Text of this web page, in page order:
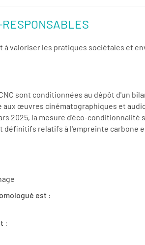
à valoriser les pratiques sociétales
sont conditionnées au dépôt d'un
aux œuvres cinématographiques et
2025, la mesure d’éco-
relatifs à l'empreinte carbone
est :
: